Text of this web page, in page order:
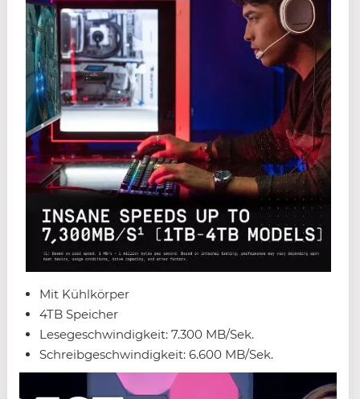
Mit Kühlkörper
4TB Speicher
Lesegeschwindigkeit: 7.300 MB/Sek.
Schreibgeschwindigkeit: 6.600 MB/Sek.